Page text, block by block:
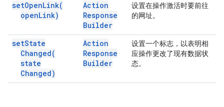
setOpenLink(
openLink)
Action
Response
Builder
设置在操作激活时要前往
的网址。
setState
Changed(
state
Changed)
Action
Response
Builder
设置一个标志，以表明相
应操作更改了现有数据状
态。